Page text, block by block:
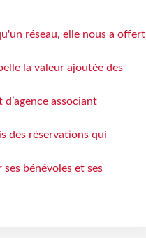
réseau, elle nous a offert
la valeur ajoutée des
associant
des réservations qui
bénévoles et ses